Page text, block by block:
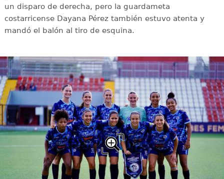
un disparo de derecha, pero la guardameta
costarricense Dayana Pérez también estuvo atenta y
mandó el balón al tiro de esquina.